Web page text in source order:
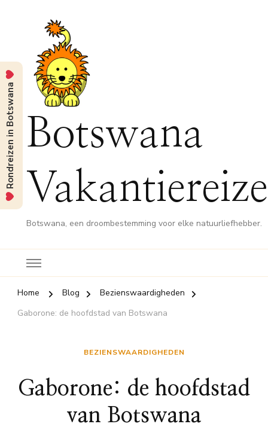
Botswana
Botswana, een droombestemming voor elke natuurliefhebber.
Home Blog
Bezienswaardigheden
Gaborone: de hoofdstad van Botswana
BEZIENSWAARDIGHEDEN
Gaborone: de hoofdstad
van Botswana
Rondreizen in Botswana